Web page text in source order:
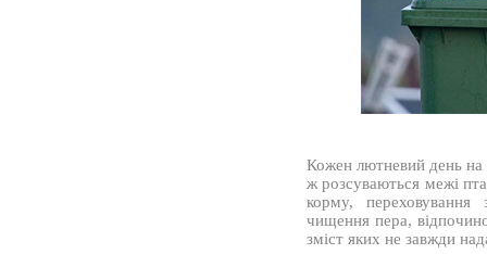
Кожен лютневий день на
ж розсуваються межі
корму, переховування
чищення пера,
зміст яких не завжди